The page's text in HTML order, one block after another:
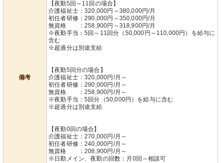
備考
【夜勤5回～11回の場合】
介護福祉士：320,000円～380,000円/月
初任者研修：290,000円～350,000円/月
無資格 ：258,900円～318,900円/月
※夜勤手当：5回～11回分（50,000円～110,000円）を給与に
含む
※超過分は別途支給
【夜勤5回分の場合】
介護福祉士：320,000円/月～
初任者研修：290,000円/月～
無資格 ：258,900円/月～
※夜勤手当：5回分（50,000円）を給与に含む
※超過分は別途支給
【夜勤0回の場合】
介護福祉士：270,000円/月～
初任者研修：240,000円/月～
無資格 ：208,900円/月～
※日勤メイン、夜勤の回数：月0回～相談可